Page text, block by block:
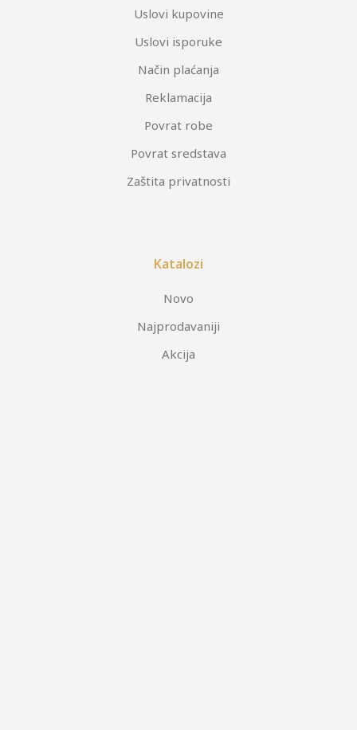
Uslovi kupovine
Uslovi isporuke
Način plaćanja
Reklamacija
Povrat robe
Povrat sredstava
Zaštita privatnosti
Katalozi
Novo
Najprodavaniji
Akcija